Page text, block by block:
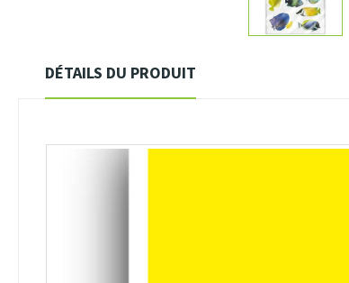
DÉTAILS DU PRODUIT